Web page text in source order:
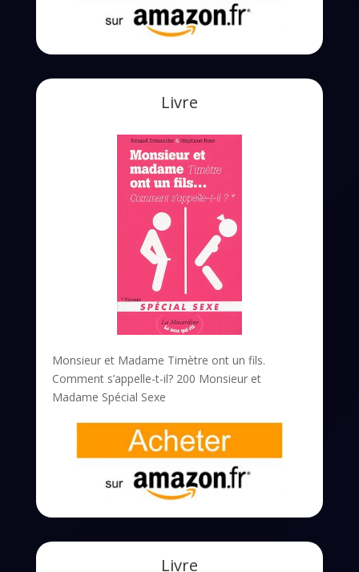
Livre
Monsieur et Madame Timètre ont un fils.
Comment s’appelle-t-il? 200 Monsieur et
Madame Spécial Sexe
Livre